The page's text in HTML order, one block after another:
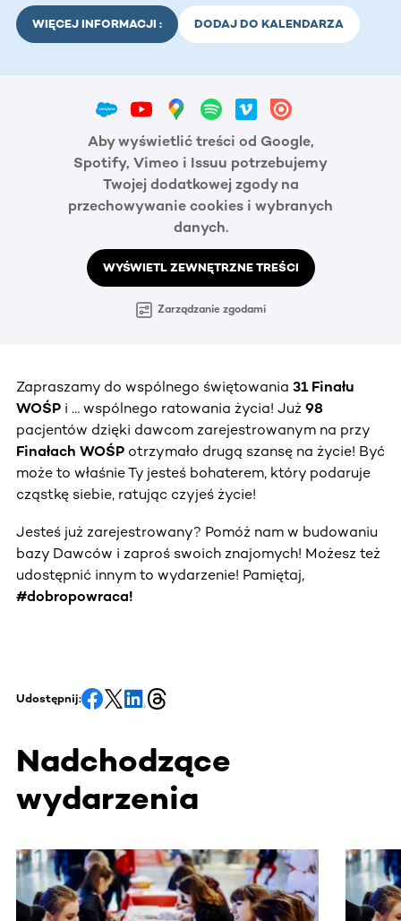
WIĘCEJ INFORMACJI : DODAJ DO KALENDARZA
Aby wyświetlić treści od Google,
Spotify, Vimeo i Issuu potrzebujemy
Twojej dodatkowej zgody na
przechowywanie cookies i wybranych
danych.
WYŚWIETL ZEWNĘTRZNE TREŚCI
Zarządzanie zgodami
Zapraszamy do wspólnego świętowania 31 Finału
WOŚP i … wspólnego ratowania życia! Już 98
pacjentów dzięki dawcom zarejestrowanym na przy
Finałach WOŚP otrzymało drugą szansę na życie! Być
może to właśnie Ty jesteś bohaterem, który podaruje
cząstkę siebie, ratując czyjeś życie!
Jesteś już zarejestrowany? Pomóż nam w budowaniu
bazy Dawców i zaproś swoich znajomych! Możesz też
udostępnić innym to wydarzenie! Pamiętaj,
#dobropowraca!
Udostępnij:
Nadchodzące
wydarzenia
Ta sekcja zawiera treści przewijane w poziomie. Użyj